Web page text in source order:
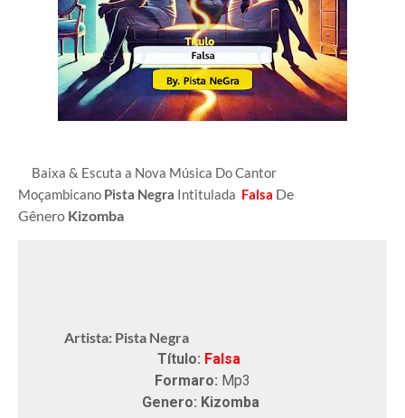
Baixa & Escuta a Nova Música Do Cantor
Moçambicano Pista Negra Intitulada Falsa De
Gênero Kizomba
Artista: Pista Negra
Título: Falsa
Formaro: Mp3
Genero: Kizomba